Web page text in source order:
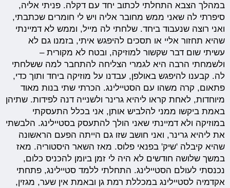
במהלך הצבא התחלתי לכתוב יחד עם דקלה. פניתי אליה,
סיפרתי לה שאני ממש מחובר אליה ויש לי חומרים שכתבתי,
ואני רוצה שנעבוד ביחד. שלחתי לה מייל, וממש לא דמיינתי
שהיא תחזור אליי או תסכים להיפגש איתי, בזמנו גם לא
עשיתי שום דבר שקשור למוזיקה, ובטח לא מקורית –
ולשמחתי הרבה היא לגמרי הצליחה להתחבר למה ששלחתי
לה. קבענו להיפגש באולפן, עבדנו על מוזיקה ביחד ותוך כדי,
פתאום, קרה משהו עם הסטיילינג. הכרתי שתי בנות מאוד
מיוחדות, לאחת קראו ליהיא גרינר ולשנייה דנה לפידות. שתיהן
באמת ביקשו ממני להלביש אותן, אני בכלל התעסקתי
במוזיקה ולא דמיינתי שאני הולך להתעסק בסטיילינג. הלבשתי
את ליהיא גרינר, ואני חושב שזו גם הייתה הפעם הראשונה
שהיא קיבלה 'שיק' בפנאי פלוס. מאז השאר היסטוריה. מאז
במשך שלושה חודשים לא היה לי זמן ביומן להכניס כלום,
נכנסתי לעולם הסטיילינג. התחלתי ללמד סטיילינג, פתחתי
אקדמיה לסטיילינג במכללת רמת גן ובאמת אין שער, מגזין,